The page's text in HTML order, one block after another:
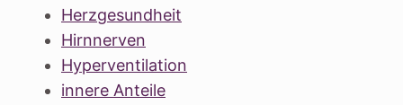
Herzgesundheit
Hirnnerven
Hyperventilation
innere Anteile